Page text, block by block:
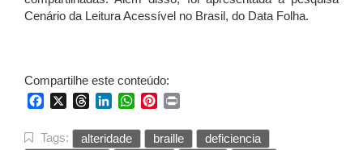
Cenário da Leitura Acessível no Brasil, do Data Folha.
Compartilhe este conteúdo:
FacebookThreadsLinkedInWhatsApp
Pinterest
Tags: alteridade braille
deficiencia